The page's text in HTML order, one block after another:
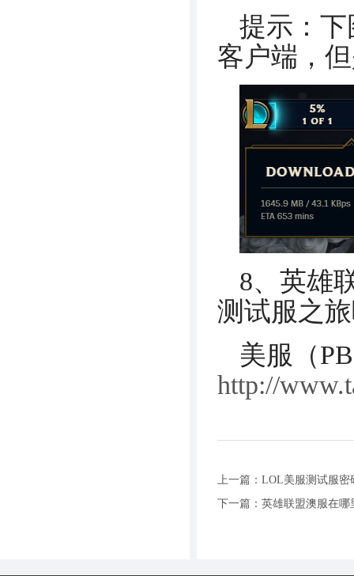
提示：
客户端，
8、英雄
测试服之
美服（
http://
上一篇： LOL美服测试服密
下一篇： 英雄联盟澳服在